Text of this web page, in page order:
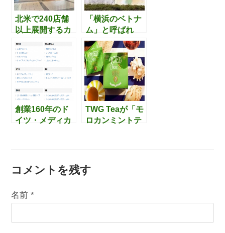
北米で240店舗
以上展開するカ
ナダ発の”ポップ
なお茶メーカ
ー”「DAVIDs
TEA（デイビッ
ド・ティー）」
は要チェックで
す
「横浜のベトナ
ム」と呼ばれ
る”いちょう団
地”で、ベトナム
料理の食べ歩き
をしてみたいで
す。
創業160年のド
イツ・メディカ
ージを見て驚い
たこと
TWG Teaが「モ
ロカンミントテ
ミントとは。
名前 (必須)メールアドレス (必須)サイト
コメントを残す
名前*